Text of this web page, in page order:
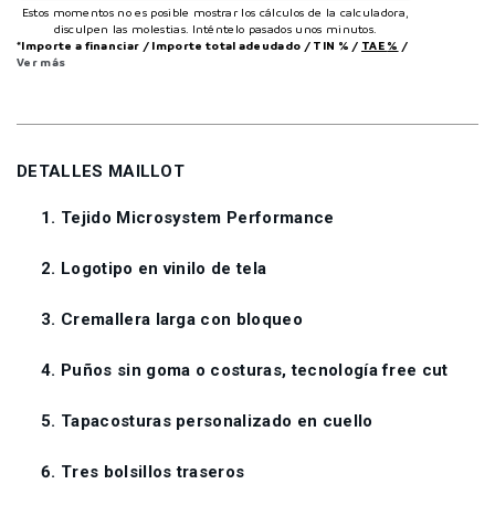
Estos momentos no es posible mostrar los cálculos de la calculadora,
disculpen las molestias. Inténtelo pasados unos minutos.
*Importe a financiar / Importe total adeudado / TIN % / TAE % /
Ver más
DETALLES MAILLOT
Tejido Microsystem Performance
Logotipo en vinilo de tela
Cremallera larga con bloqueo
Puños sin goma o costuras, tecnología free cut
Tapacosturas personalizado en cuello
Tres bolsillos traseros